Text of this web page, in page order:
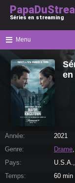
Séries en streaming
Menu
Année:
2021
Genre:
Drame,
Pays:
Temps:
60 min